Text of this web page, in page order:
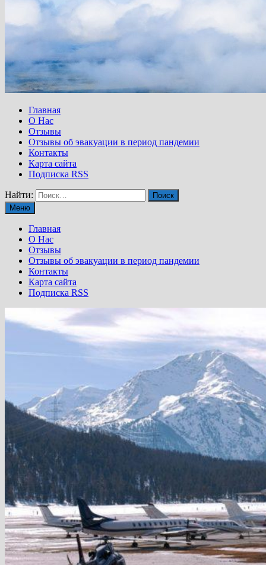
Главная
О Нас
Отзывы
Отзывы об эвакуации в период пандемии
Контакты
Карта сайта
Подписка RSS
Найти:
Меню
Главная
О Нас
Отзывы
Отзывы об эвакуации в период пандемии
Контакты
Карта сайта
Подписка RSS